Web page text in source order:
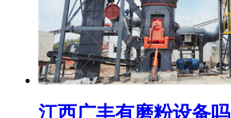
江西广丰有磨粉设备吗